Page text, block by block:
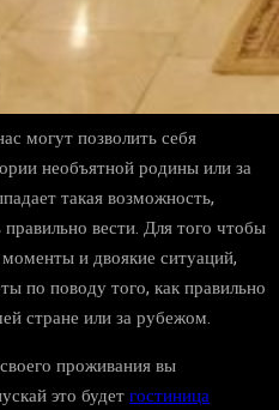
могут позволить себя
необъятной родины или за
такая возможность,
вести. Для того чтобы
и двоякие ситуаций,
по поводу того, как правильно
стране или за рубежом.
проживания вы
это будетгостиница